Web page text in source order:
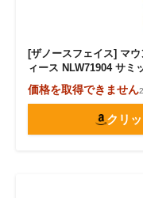
[ザノースフェイス] マ
ィース NLW71904 サミ
価格を取得できません
クリ